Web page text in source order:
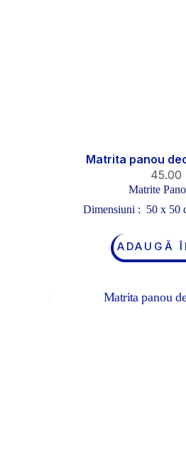
Matrita panou
45.00
Matrite
Dimensiuni : 50 x 50
ADAUGĂ